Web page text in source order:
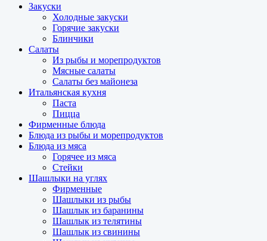
Закуски
Холодные закуски
Горячие закуски
Блинчики
Салаты
Из рыбы и морепродуктов
Мясные салаты
Салаты без майонеза
Итальянская кухня
Паста
Пицца
Фирменные блюда
Блюда из рыбы и морепродуктов
Блюда из мяса
Горячее из мяса
Стейки
Шашлыки на углях
Фирменные
Шашлыки из рыбы
Шашлык из баранины
Шашлык из телятины
Шашлык из свинины